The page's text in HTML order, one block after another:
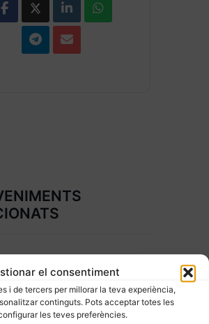
el consentiment
i de tercers per millorar la teva experiència,
continguts. Pots acceptar totes les
les teves preferències.